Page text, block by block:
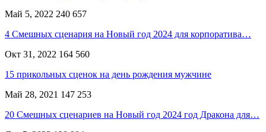
Май 5, 2022 240 657
4 Смешных сценария на Новый год 2024 для корпоратива…
Окт 31, 2022 164 560
15 прикольных сценок на день рождения мужчине
Май 28, 2021 147 253
20 Смешных сценариев на Новый год 2024 год Дракона для…